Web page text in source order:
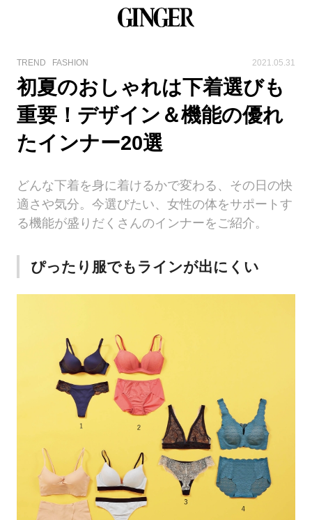
TREND FASHION 2021.05.31
初夏のおしゃれは下着選びも
重要！デザイン＆機能の優れ
たインナー20選
どんな下着を身に着けるかで変わる、その日の快
適さや気分。今選びたい、女性の体をサポートす
る機能が盛りだくさんのインナーをご紹介。
ぴったり服でもラインが出にくい